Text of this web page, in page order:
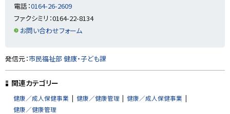
電話：0164-26-2609
ファクシミリ：0164-22-8134
お問い合わせフォーム
ト
ッ
プ
発信元：市民福祉部 健康・子ども課
関連カテゴリー
健康／成人保健事業 健康／健康管理
健康／成人保健事業
健康／健康管理